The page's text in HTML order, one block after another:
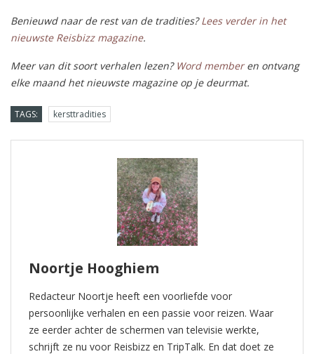
Benieuwd naar de rest van de tradities?Lees verder in het
nieuwste Reisbizz magazine.
Meer van dit soort verhalen lezen? Word memberen ontvang
elke maand het nieuwste magazine op je deurmat.
TAGS: kersttradities
Noortje Hooghiem
Redacteur Noortje heeft een voorliefde voor
persoonlijke verhalen en een passie voor reizen. Waar
ze eerder achter de schermen van televisie werkte,
schrijft ze nu voor Reisbizz en TripTalk. En dat doet ze